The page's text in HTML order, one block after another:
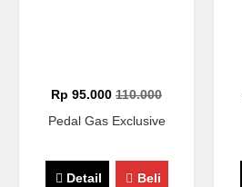
Rp 95.000 110.000
Pedal Gas Exclusive
Detail Beli